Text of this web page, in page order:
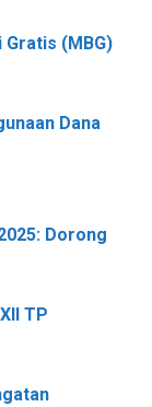
(MBG)
Dana
Dorong
TP